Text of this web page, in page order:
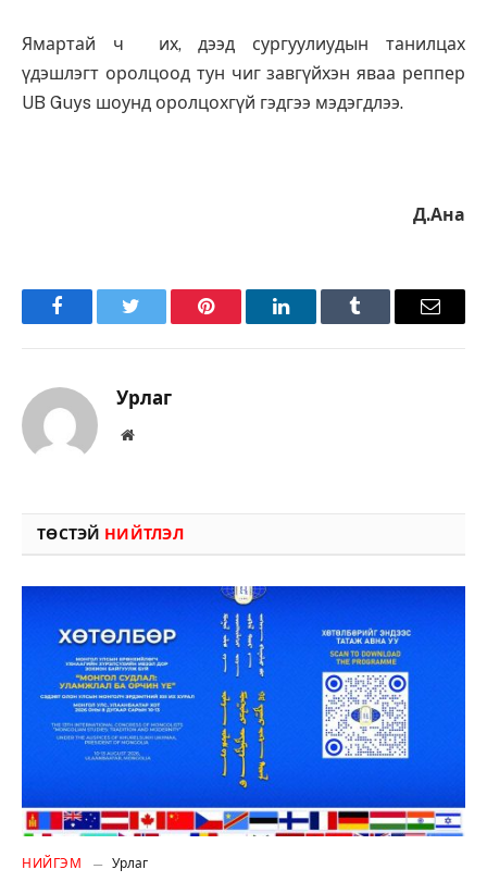
Ямартай ч их, дээд сургуулиудын танилцах
үдэшлэгт оролцоод тун чиг завгүйхэн яваа реппер
UB Guys шоунд оролцохгүй гэдгээ мэдэгдлээ.
Д.Ана
FacebookTwitter Pinterest LinkedInTumblr Имэйл
Урлаг
Вэбсайт
ТӨСТЭЙ НИЙТЛЭЛ
НИЙГЭМ Урлаг